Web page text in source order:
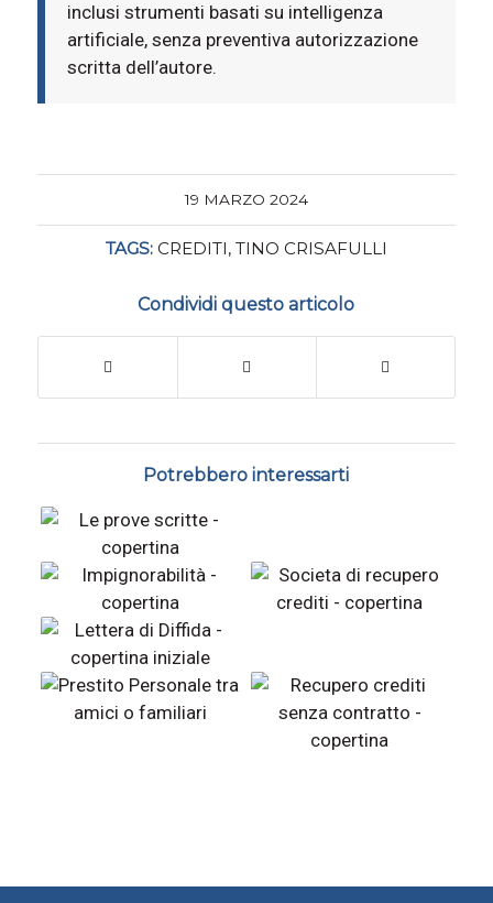
inclusi strumenti basati su intelligenza
artificiale, senza preventiva autorizzazione
scritta dell’autore.
19 MARZO 2024
TAGS: CREDITI, TINO CRISAFULLI
Condividi questo articolo
Potrebbero interessarti